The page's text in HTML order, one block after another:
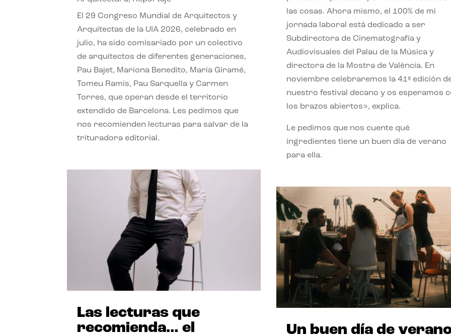
El 29 Congreso Mundial de Arquitectos y
Arquitectas de la UIA 2026, celebrado en
julio, ha sido comisariado por un colectivo
de arquitectos de diferentes generaciones,
Pau Bajet, Mariona Benedito, Maria Giramé,
Tomeu Ramis, Pau Sarquella y Carmen
Torres, que operan desde el territorio
extendido de Barcelona. Les pedimos que
nos recomienden lecturas para salvar de la
trituradora editorial.
Las lecturas que
recomienda… el
las cosas. Ahora mismo, el 100% de mi
jornada laboral está dedicado a ser
Subdirectora de Cinematografía y
Audiovisuales del Palau de la Música y
directora de la Mostra de València. En
noviembre celebraremos la 41ª edición
nuestro festival decano y os esperamos
los brazos abiertos», explica.
Le pedimos que nos cuente qué
ingredientes tiene un buen día de verano
para ella.
Un buen día de